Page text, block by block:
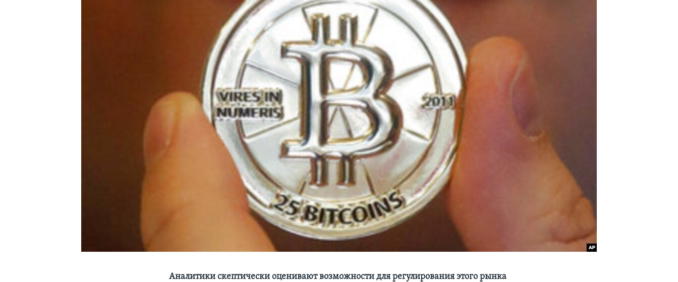
Аналитики скептически оценивают возможности для регулирования этого рынка